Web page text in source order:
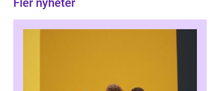
Fler nyheter